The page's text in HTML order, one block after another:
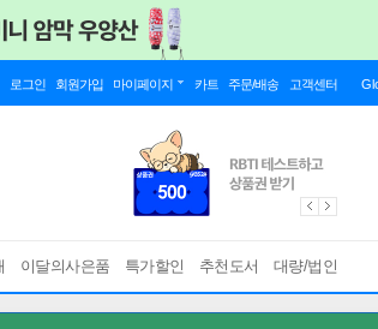
로그인 회원가입 마이페이지 카트 주문/배송 고객센터
이달의사은품 특가할인 추천도서 대량/법인